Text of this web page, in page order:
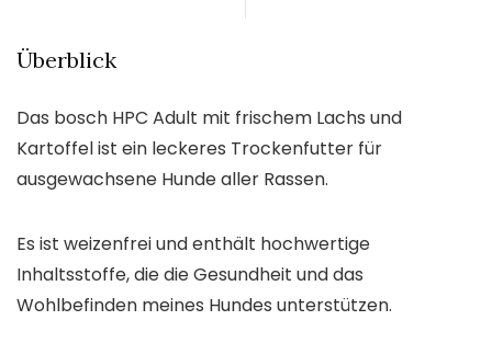
Überblick
Das bosch HPC Adult mit frischem Lachs und
Kartoffel ist ein leckeres Trockenfutter für
ausgewachsene Hunde aller Rassen.
Es ist weizenfrei und enthält hochwertige
Inhaltsstoffe, die die Gesundheit und das
Wohlbefinden meines Hundes unterstützen.